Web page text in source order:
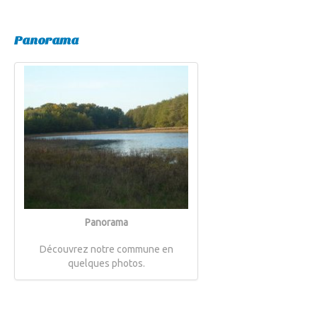
Panorama
Panorama
Découvrez notre commune en
quelques photos.